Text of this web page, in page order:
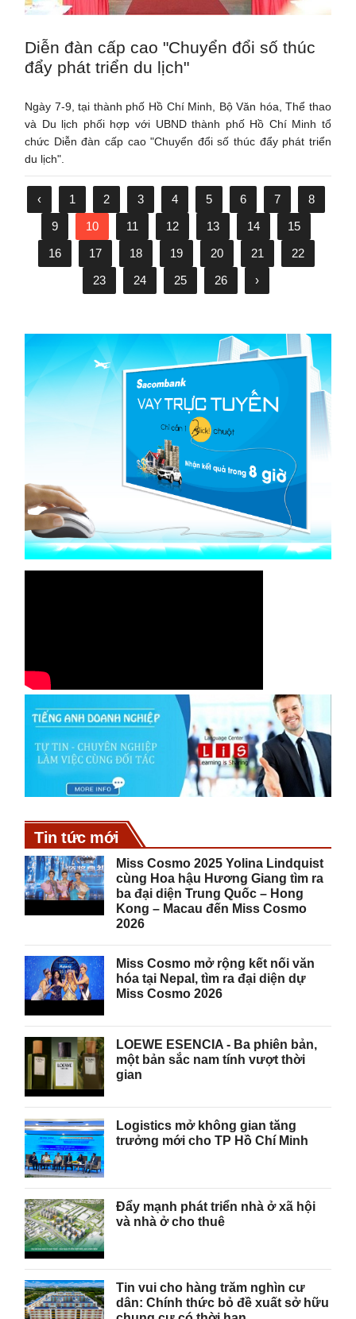
Diễn đàn cấp cao "Chuyển đổi số thúc
đẩy phát triển du lịch"
Ngày 7-9, tại thành phố Hồ Chí Minh, Bộ Văn hóa, Thể thao
và Du lịch phối hợp với UBND thành phố Hồ Chí Minh tổ
chức Diễn đàn cấp cao "Chuyển đổi số thúc đẩy phát triển
du lịch".
‹ 1 2 3 4 5 6 7
8
9
10 11 12 13 14
15
16
17 18 19 20 21
22
23
24 25 26 ›
Tin tức mới
Miss Cosmo 2025 Yolina Lindquist
cùng Hoa hậu Hương Giang tìm ra
ba đại diện Trung Quốc – Hong
Kong – Macau đến Miss Cosmo
2026
Miss Cosmo mở rộng kết nối văn
hóa tại Nepal, tìm ra đại diện dự
Miss Cosmo 2026
LOEWE ESENCIA - Ba phiên bản,
một bản sắc nam tính vượt thời
gian
Logistics mở không gian tăng
trưởng mới cho TP Hồ Chí Minh
Đẩy mạnh phát triển nhà ở xã hội
và nhà ở cho thuê
Tin vui cho hàng trăm nghìn cư
dân: Chính thức bỏ đề xuất sở hữu